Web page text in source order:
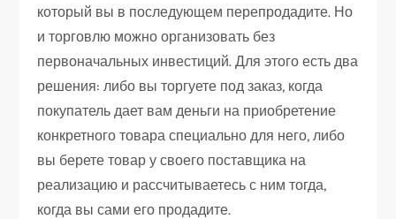
который вы в последующем перепродадите. Но
и торговлю можно организовать без
первоначальных инвестиций. Для этого есть два
решения: либо вы торгуете под заказ, когда
покупатель дает вам деньги на приобретение
конкретного товара специально для него, либо
вы берете товар у своего поставщика на
реализацию и рассчитываетесь с ним тогда,
когда вы сами его продадите.